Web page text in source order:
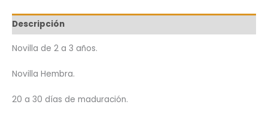
Descripción
Novilla de 2 a 3 años.
Novilla Hembra.
20 a 30 días de maduración.